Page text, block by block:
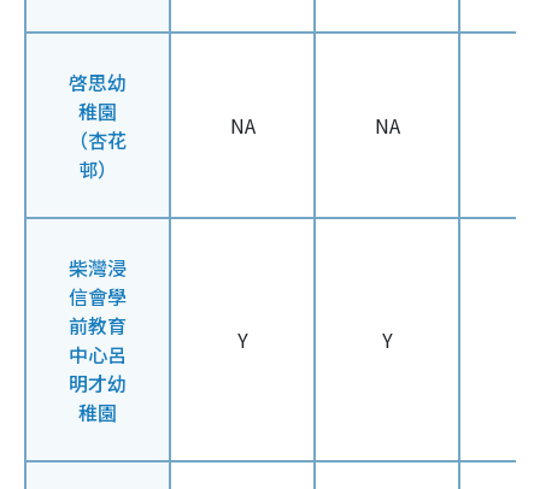
啓思幼
稚園
（杏花
邨）
NA NA
柴灣浸
信會學
前教育
中心呂
明才幼
稚園
Y Y